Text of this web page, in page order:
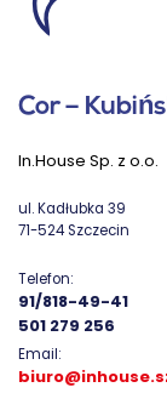
Cor –
In.House Sp. z o.o.
ul. Kadłubka 39
71-524 Szczecin
Telefon:
91/818-49-41
501 279 256
Email: